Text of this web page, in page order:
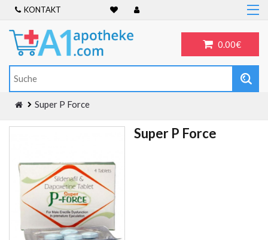
KONTAKT
0.00€
Home
Frauengesundheit
ADHS
Allergien
Blog
Super P Force
Super P Force